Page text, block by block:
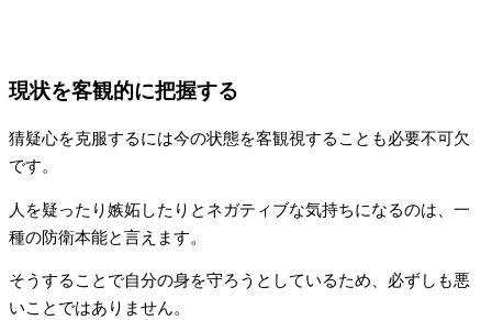
現状を客観的に把握する
猜疑心を克服するには今の状態を客観視することも必要不可欠
です。
人を疑ったり嫉妬したりとネガティブな気持ちになるのは、一
種の防衛本能と言えます。
そうすることで自分の身を守ろうとしているため、必ずしも悪
いことではありません。